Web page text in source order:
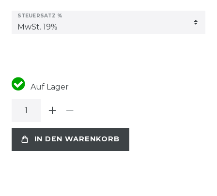
STEUERSATZ %
Auf Lager
IN DEN WARENKORB